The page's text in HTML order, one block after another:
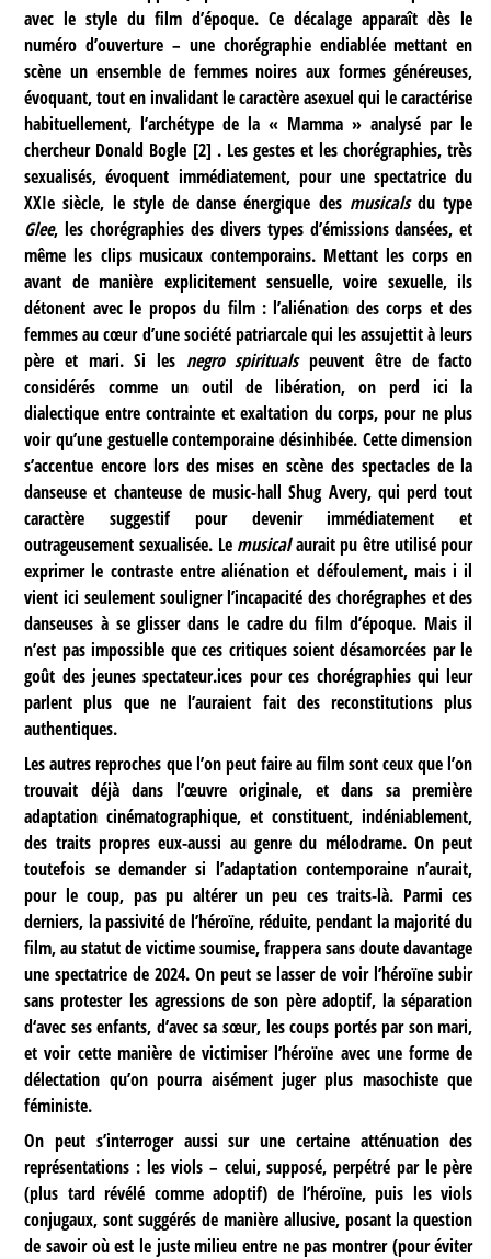
avec le style du film d’époque. Ce décalage apparaît dès le
numéro d’ouverture – une chorégraphie endiablée mettant en
scène un ensemble de femmes noires aux formes généreuses,
évoquant, tout en invalidant le caractère asexuel qui le caractérise
habituellement, l’archétype de la « Mamma » analysé par le
chercheur Donald Bogle [2] . Les gestes et les chorégraphies, très
sexualisés, évoquent immédiatement, pour une spectatrice du
XXIe siècle, le style de danse énergique des musicalsdu type
Glee, les chorégraphies des divers types d’émissions dansées, et
même les clips musicaux contemporains. Mettant les corps en
avant de manière explicitement sensuelle, voire sexuelle, ils
détonent avec le propos du film : l’aliénation des corps et des
femmes au cœur d’une société patriarcale qui les assujettit à leurs
père et mari. Si les negro spiritualspeuvent être de facto
considérés comme un outil de libération, on perd ici la
dialectique entre contrainte et exaltation du corps, pour ne plus
voir qu’une gestuelle contemporaine désinhibée. Cette dimension
s’accentue encore lors des mises en scène des spectacles de la
danseuse et chanteuse de music-hall Shug Avery, qui perd tout
caractère suggestif pour devenir immédiatement et
outrageusement sexualisée. Le musicalaurait pu être utilisé pour
exprimer le contraste entre aliénation et défoulement, mais i il
vient ici seulement souligner l’incapacité des chorégraphes et des
danseuses à se glisser dans le cadre du film d’époque. Mais il
n’est pas impossible que ces critiques soient désamorcées par le
goût des jeunes spectateur.ices pour ces chorégraphies qui leur
parlent plus que ne l’auraient fait des reconstitutions plus
authentiques.
Les autres reproches que l’on peut faire au film sont ceux que l’on
trouvait déjà dans l’œuvre originale, et dans sa première
adaptation cinématographique, et constituent, indéniablement,
des traits propres eux-aussi au genre du mélodrame. On peut
toutefois se demander si l’adaptation contemporaine n’aurait,
pour le coup, pas pu altérer un peu ces traits-là. Parmi ces
derniers, la passivité de l’héroïne, réduite, pendant la majorité du
film, au statut de victime soumise, frappera sans doute davantage
une spectatrice de 2024. On peut se lasser de voir l’héroïne subir
sans protester les agressions de son père adoptif, la séparation
d‘avec ses enfants, d’avec sa sœur, les coups portés par son mari,
et voir cette manière de victimiser l’héroïne avec une forme de
délectation qu’on pourra aisément juger plus masochiste que
féministe.
On peut s’interroger aussi sur une certaine atténuation des
représentations : les viols – celui, supposé, perpétré par le père
(plus tard révélé comme adoptif) de l’héroïne, puis les viols
conjugaux, sont suggérés de manière allusive, posant la question
de savoir où est le juste milieu entre ne pas montrer (pour éviter